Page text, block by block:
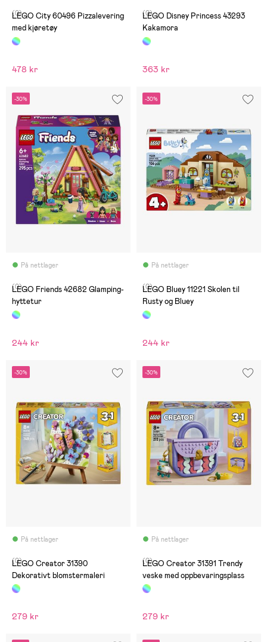
(0)
LEGO City 60496 Pizzalevering
med kjøretøy
478 kr
(0)
LEGO Disney Princess 43293
Kakamora
363 kr
-30%
På nettlager
(0)
LEGO Friends 42682 Glamping-
hyttetur
244 kr
-30%
På nettlager
(0)
LEGO Bluey 11221 Skolen til
Rusty og Bluey
244 kr
-30%
På nettlager
(0)
LEGO Creator 31390
Dekorativt blomstermaleri
279 kr
-30%
På nettlager
(0)
LEGO Creator 31391 Trendy
veske med oppbevaringsplass
279 kr